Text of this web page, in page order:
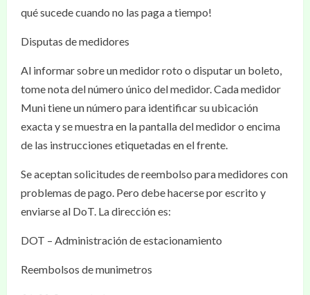
qué sucede cuando no las paga a tiempo!
Disputas de medidores
Al informar sobre un medidor roto o disputar un boleto,
tome nota del número único del medidor. Cada medidor
Muni tiene un número para identificar su ubicación
exacta y se muestra en la pantalla del medidor o encima
de las instrucciones etiquetadas en el frente.
Se aceptan solicitudes de reembolso para medidores con
problemas de pago. Pero debe hacerse por escrito y
enviarse al DoT. La dirección es:
DOT – Administración de estacionamiento
Reembolsos de munimetros